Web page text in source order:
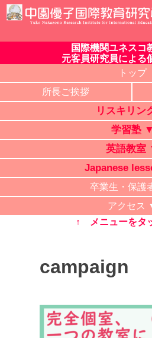
Skip
to
中園優子国際教育研究所
公式ホームページ、熊本県の山鹿
の英語教室・学習塾・日本語教室
研修。中学・高校・大学受験に有
人」と評判の講師が個別レッスン
オンライン授業、出張講義、家庭教
国際機関ユネスコ
元客員研究員による
トップ
所長ご挨拶
リスキリン
学習塾 ▼
英語教室
Japanese
卒業生・保護
アクセス
↑ メニューをタ
campaign